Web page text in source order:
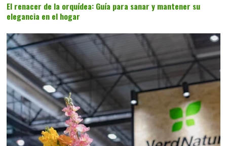
El renacer de la orquídea: Guía para sanar y mantener su
elegancia en el hogar